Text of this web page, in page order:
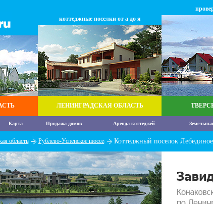
коттеджные поселки от а до я
ЛЕНИНГРАДСКАЯ ОБЛАСТЬ
Карта Продажа домов Аренда коттеджей
область Рублево-Успенское шоссе Коттеджный поселок